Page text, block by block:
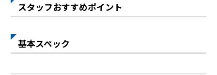
スタッフおすすめポイント
基本スペック